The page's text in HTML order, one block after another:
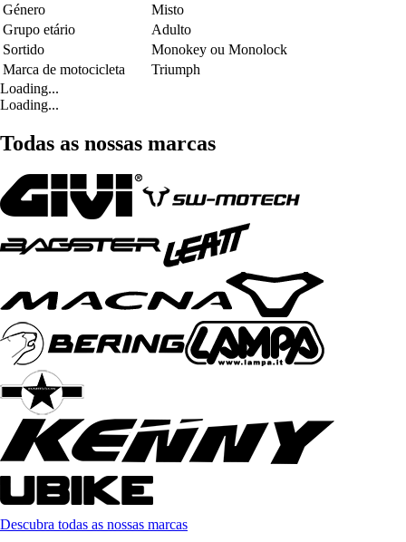
Género
Misto
Grupo etário
Adulto
Sortido
Monokey ou Monolock
Marca de motocicleta
Triumph
Loading...
Loading...
Todas as nossas marcas
Descubra todas as nossas marcas